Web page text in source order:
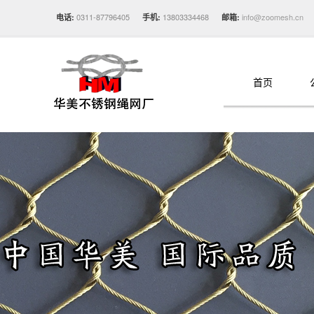
电话: 0311-87796405 手机: 13803334468 邮箱: info@zoomesh.cn
首页